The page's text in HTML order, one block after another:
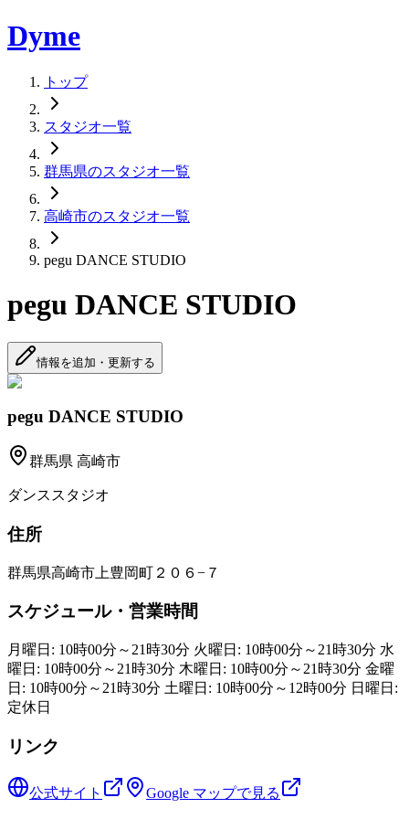
Dyme
トップ
スタジオ一覧
群馬県のスタジオ一覧
高崎市のスタジオ一覧
pegu DANCE STUDIO
pegu DANCE STUDIO
情報を追加・更新する
pegu DANCE STUDIO
群馬県 高崎市
ダンススタジオ
住所
群馬県高崎市上豊岡町２０６−７
スケジュール・営業時間
月曜日: 10時00分～21時30分 火曜日: 10時00分～21時30分 水
曜日: 10時00分～21時30分 木曜日: 10時00分～21時30分 金曜
日: 10時00分～21時30分 土曜日: 10時00分～12時00分 日曜日:
定休日
リンク
公式サイト Google マップで見る